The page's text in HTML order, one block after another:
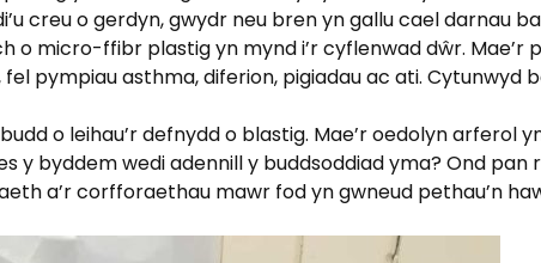
creu o gerdyn, gwydr neu bren yn gallu cael darnau
micro-ffibr plastig yn mynd i’r cyflenwad dŵr. Mae’r
pympiau asthma, diferion, pigiadau ac ati. Cytunwyd
o leihau’r defnydd o blastig. Mae’r oedolyn
y byddem wedi adennill y buddsoddiad yma? Ond
a’r corfforaethau mawr fod yn gwneud pethau’n